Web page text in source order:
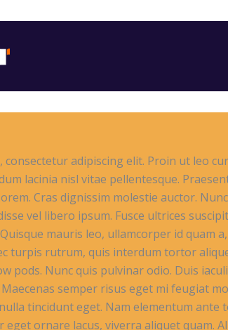
adipiscing elit. Proin ut leo
lacinia nisl vitae pellentesque.
Cras dignissim molestie auctor.
vel libero ipsum. Fusce ultrices
mauris leo, ullamcorper id quam
turpis rutrum, quis interdum tortor
pods. Nunc quis pulvinar odio. Duis
semper risus eget mi feugiat
tincidunt eget. Nam elementum ante
eget ornare lacus, viverra aliquet quam.